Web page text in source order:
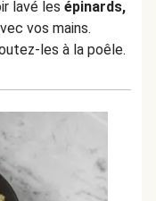
lavé les épinards,
vos mains.
les à la poêle.